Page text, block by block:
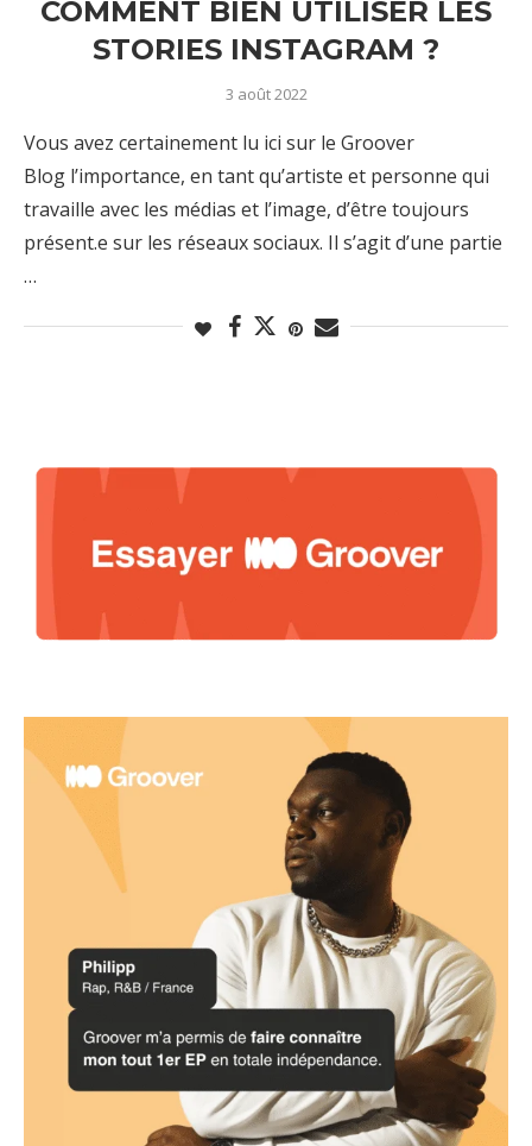
COMMENT BIEN UTILISER LES
STORIES INSTAGRAM ?
3 août 2022
Vous avez certainement lu ici sur le Groover
Blog l’importance, en tant qu’artiste et personne qui
travaille avec les médias et l’image, d’être toujours
présent.e sur les réseaux sociaux. Il s’agit d’une partie
…